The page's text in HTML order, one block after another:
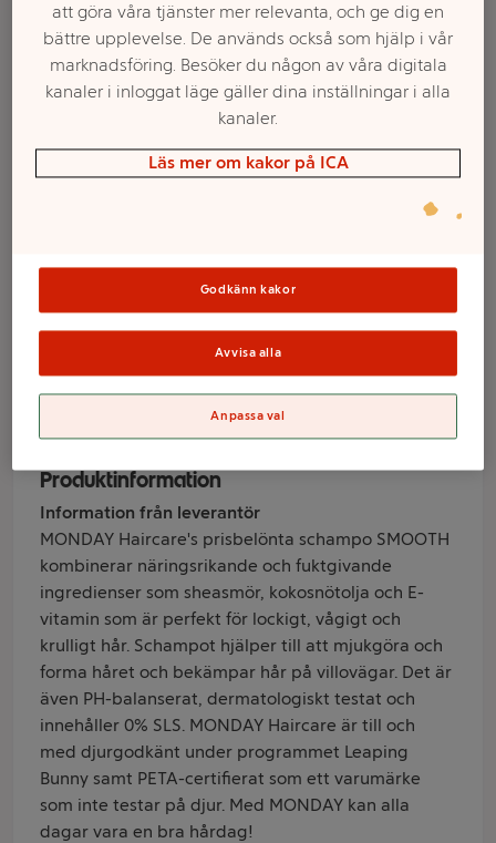
Schampo Smooth
354ml Monday
Varumärke
Produktinformation
Information från leverantör
MONDAY Haircare's prisbelönta schampo SMOOTH
kombinerar näringsrikande och fuktgivande
ingredienser som sheasmör, kokosnötolja och E-
vitamin som är perfekt för lockigt, vågigt och
krulligt hår. Schampot hjälper till att mjukgöra och
forma håret och bekämpar hår på villovägar. Det är
även PH-balanserat, dermatologiskt testat och
innehåller 0% SLS. MONDAY Haircare är till och
med djurgodkänt under programmet Leaping
Bunny samt PETA-certifierat som ett varumärke
som inte testar på djur. Med MONDAY kan alla
dagar vara en bra hårdag!
Välj butik och handla
Sortimentet kan variera mellan butikerna
att göra våra tjänster mer relevanta, och ge dig en
bättre upplevelse. De används också som hjälp i vår
marknadsföring. Besöker du någon av våra digitala
kanaler i inloggat läge gäller dina inställningar i alla
kanaler.
Läs mer om kakor på ICA
Godkänn kakor
Avvisa alla
Anpassa val